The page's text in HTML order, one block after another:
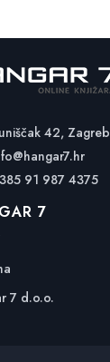
42, Zagreb
91 987 4375
7
7 d.o.o.